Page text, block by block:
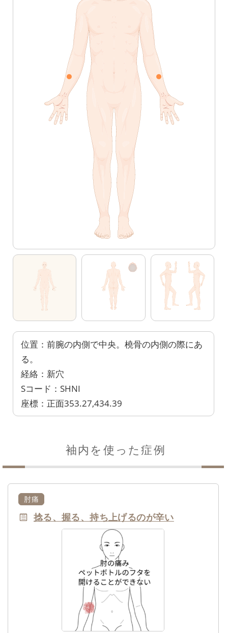
位置：前腕の内側で中央。橈骨の内側の際にあ
る。
経絡：新穴
Sコード：SHNI
座標：正面353.27,434.39
袖内を使った症例
肘痛
捻る、握る、持ち上げるのが辛い